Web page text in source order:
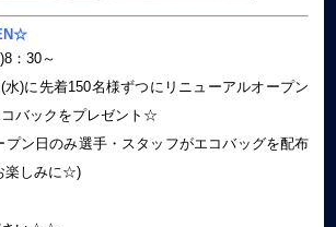
：30～
水)に先着150名様ずつにリニューアルオープン
バックをプレゼント☆
プン日のみ選手・スタッフがエコバッグを配布
楽しみに☆)